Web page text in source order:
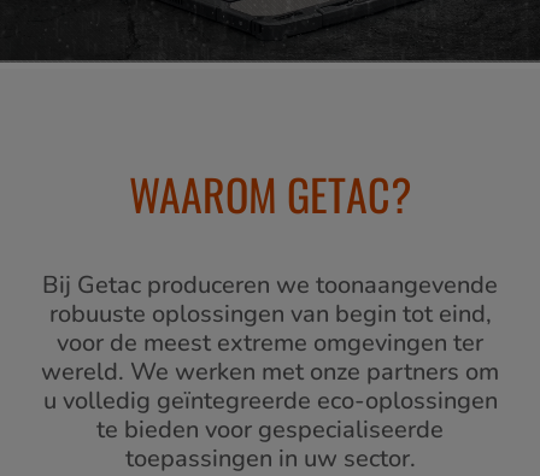
WAAROM GETAC?
Bij Getac produceren we toonaangevende
robuuste oplossingen van begin tot eind,
voor de meest extreme omgevingen ter
wereld. We werken met onze partners om
u volledig geïntegreerde eco-oplossingen
te bieden voor gespecialiseerde
toepassingen in uw sector.